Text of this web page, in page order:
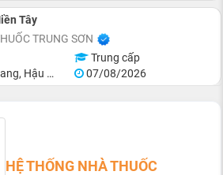
Tây
TRUNG SƠN
Trung cấp
Bến Tre, Long An
07/08/2026
HỆ THỐNG NHÀ THUỐC